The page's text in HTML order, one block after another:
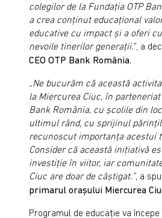
colegilor de la Fundaţia OTP
a crea conţinut educaţional
educative cu impact şi a oferi
nevoile tinerilor generaţii.”, a
CEO OTP Bank România.
„Ne bucurăm că această
la Miercurea Ciuc, în parteneriat
Bank România, cu şcolile din
ultimul rând, cu sprijinul
recunoscut importanţa acestui
Consider că această iniţiativă
investiţie în viitor, iar
Ciuc are doar de câştigat.”, a
primarul oraşului Miercurea
Programul de educaţie va